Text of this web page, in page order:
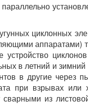
циклонных
аппаратами)
в летний и
в другие
при взрывах или
из